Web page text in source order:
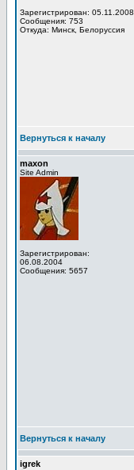
Зарегистрирован: 05.11.2008
Сообщения: 753
Откуда: Минск, Белоруссия
Вернуться к началу
maxon
Site Admin
Зарегистрирован:
06.08.2004
Сообщения: 5657
Вернуться к началу
igrek